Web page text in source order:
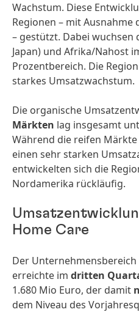
Wachstum. Diese
Regionen – mit Ausnahme
– gestützt. Dabei wuchsen
Japan) und Afrika/Nahost
Prozentbereich. Die
starkes Umsatz­wachstum.
Die organische
Märkten lag insgesamt
Während die reifen
einen sehr starken
entwickelten sich die
Nordamerika rückläufig.
Home Care
Der
erreichte im dritten
1.680 Mio Euro, der damit
dem Niveau des